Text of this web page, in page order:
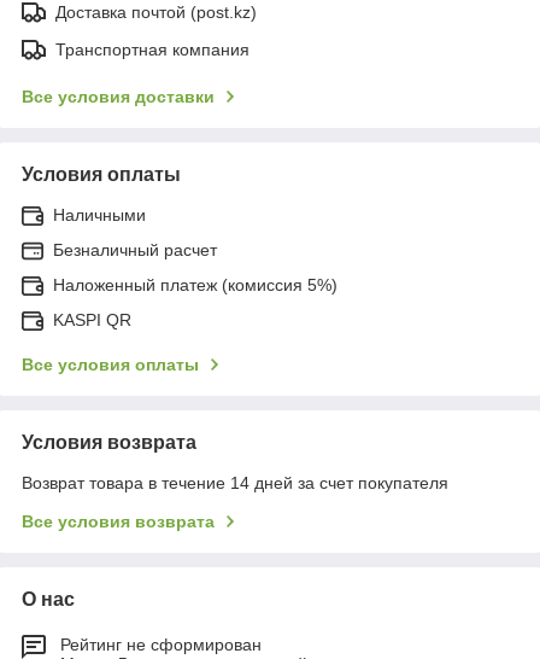
Доставка почтой (post.kz)
Транспортная компания
Все условия доставки
Условия оплаты
Наличными
Безналичный расчет
Наложенный платеж (комиссия 5%)
KASPI QR
Все условия оплаты
Условия возврата
Возврат товара в течение 14 дней за счет покупателя
Все условия возврата
О нас
Рейтинг не сформирован